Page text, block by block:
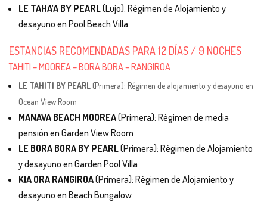
LE TAHA’A BY PEARL(Lujo): Régimen de Alojamiento y
desayuno en Pool Beach Villa
ESTANCIAS RECOMENDADAS PARA 12 DÍAS / 9 NOCHES
TAHITI – MOOREA – BORA BORA – RANGIROA
LE TAHITI BY PEARL(Primera): Régimen de alojamiento y desayuno en
Ocean View Room
MANAVA BEACH MOOREA(Primera): Régimen de media
pensión en Garden View Room
LE BORA BORA BY PEARL(Primera): Régimen de Alojamiento
y desayuno en Garden Pool Villa
KIA ORA RANGIROA(Primera): Régimen de Alojamiento y
desayuno en Beach Bungalow